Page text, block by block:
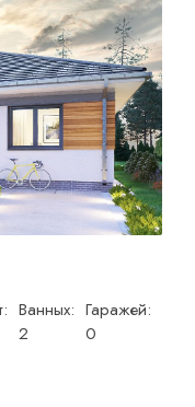
Ванных:
2
Гаражей:
0